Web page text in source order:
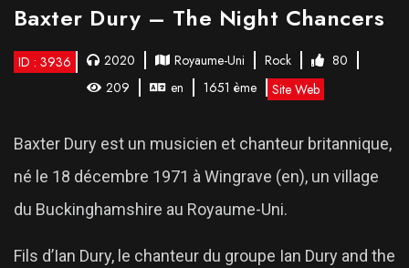
Baxter Dury – The Night Chancers
ID : 3936 2020 Royaume-Uni Rock
80
209
en 1651 ème Site Web
Baxter Dury est un musicien et chanteur britannique,
né le 18 décembre 1971 à Wingrave (en), un village
du Buckinghamshire au Royaume-Uni.
Fils d’Ian Dury, le chanteur du groupe Ian Dury and the